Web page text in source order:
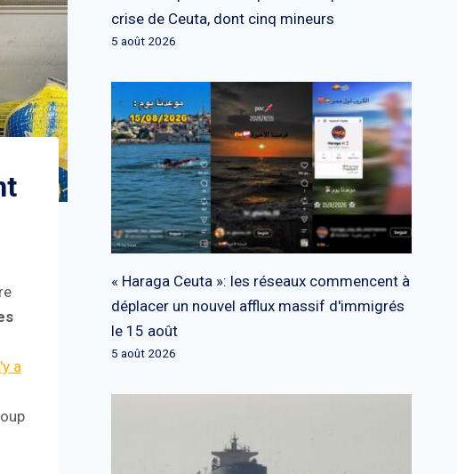
a
crise de Ceuta, dont cinq mineurs
5 août 2026
« Haraga Ceuta »: les réseaux commencent à
déplacer un nouvel afflux massif d'immigrés
le 15 août
5 août 2026